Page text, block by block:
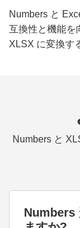
Numbers と
互換性と機能を
XLSX に変換す
Numbers と
Numbers